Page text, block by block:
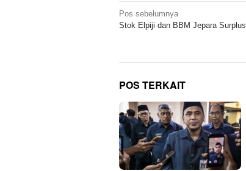
Navigasi
pos
Pos sebelumnya
Stok Elpiji dan BBM Jepara Surplus
POS TERKAIT